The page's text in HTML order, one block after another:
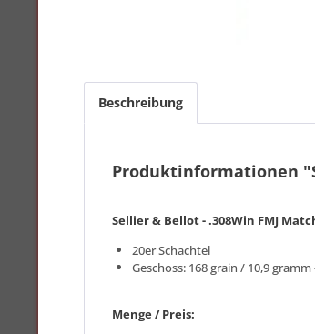
Beschreibung
Produktinformationen
Sellier & Bellot - .308Win FMJ
20er Schachtel
Geschoss: 168 grain / 10,9 gramm
Menge / Preis: